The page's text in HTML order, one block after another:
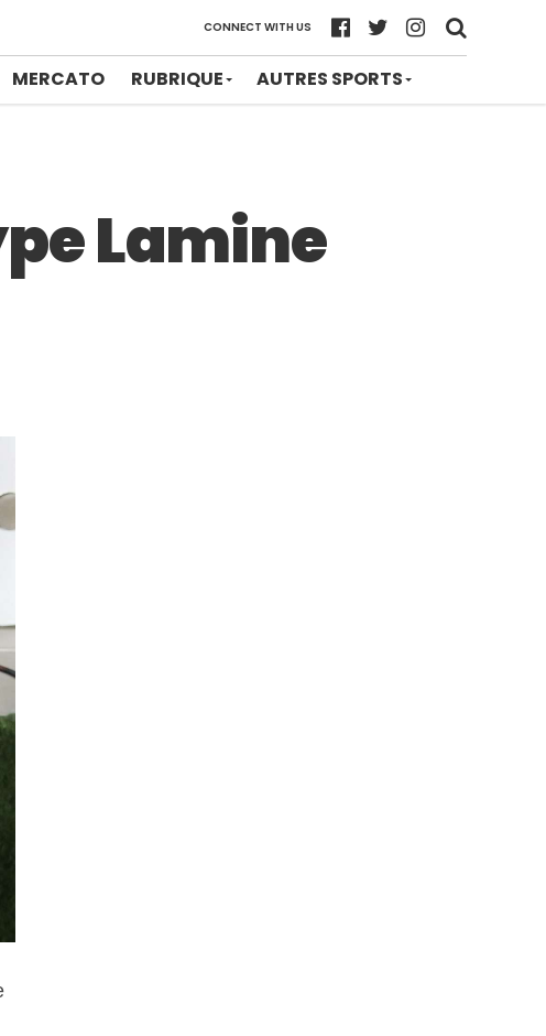
CONNECT WITH US
MERCATO RUBRIQUE AUTRES SPORTS
Lamine